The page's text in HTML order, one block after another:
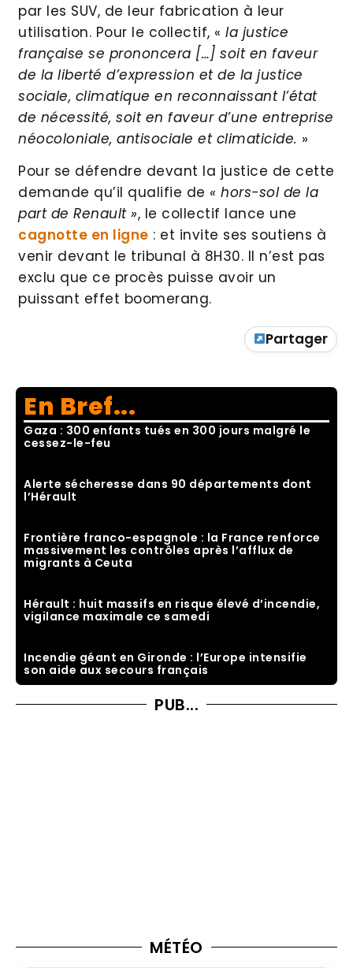
par les SUV, de leur fabrication à leur
utilisation. Pour le collectif, « la justice
française se prononcera […] soit en faveur
de la liberté d’expression et de la justice
sociale, climatique en reconnaissant l’état
de nécessité, soit en faveur d’une entreprise
néocoloniale, antisociale et climaticide. »
Pour se défendre devant la justice de cette
demande qu’il qualifie de « hors-sol de la
part de Renault », le collectif lance une
cagnotte en ligne : et invite ses soutiens à
venir devant le tribunal à 8H30. Il n’est pas
exclu que ce procès puisse avoir un
puissant effet boomerang.
Partager
En Bref...
Gaza : 300 enfants tués en 300 jours malgré le
cessez-le-feu
Alerte sécheresse dans 90 départements dont
l’Hérault
Frontière franco-espagnole : la France renforce
massivement les contrôles après l’afflux de
migrants à Ceuta
Hérault : huit massifs en risque élevé d’incendie,
vigilance maximale ce samedi
Incendie géant en Gironde : l’Europe intensifie
son aide aux secours français
PUB...
MÉTÉO